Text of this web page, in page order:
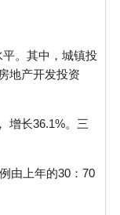
。其中，城镇投
地产开发投资
增长36.1%。三
由上年的30：70